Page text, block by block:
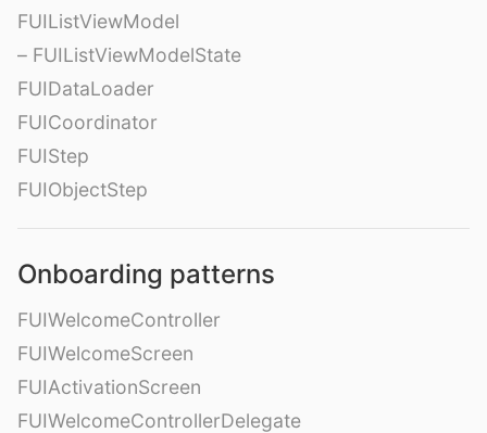
FUIListViewModel
– FUIListViewModelState
FUIDataLoader
FUICoordinator
FUIStep
FUIObjectStep
Onboarding patterns
FUIWelcomeController
FUIWelcomeScreen
FUIActivationScreen
FUIWelcomeControllerDelegate